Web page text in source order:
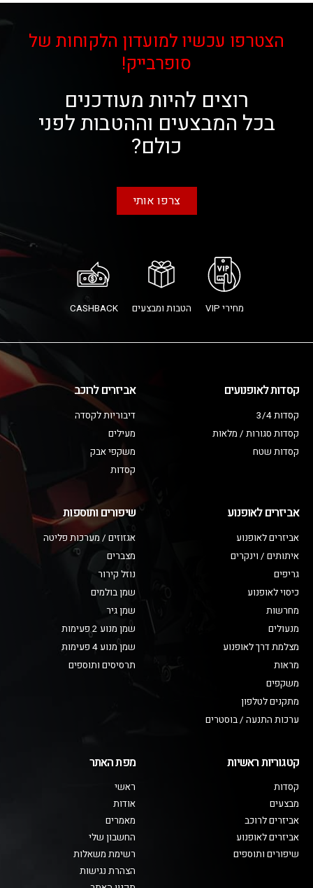
הצטרפו עכשיו למועדון הלקוחות של
סופרבייק!
רוצים להיות מעודכנים
בכל המבצעים וההטבות לפני
כולם?
צרפו אותי
מחירי VIP הטבות ומבצעים CASHBACK
קסדות לאופנועים
קסדות 3/4
קסדות סגורות / מלאות
קסדות שטח
אביזרים לרוכב
דיבוריות לקסדה
מעילים
משקפי אבק
קסדות
אביזרים לאופנוע
אביזרים לאופנוע
איתותים / וינקרים
גריפים
כיסוי לאופנוע
מחרשות
מנעולים
מצלמת דרך לאופנוע
מראות
משקפים
מתקנים לטלפון
ערכות התנעה / בוסטרים
שיפורים ותוספות
אגזוזים / מערכות פליטה
מצברים
נוזל קירור
שמן בולמים
שמן גיר
שמן מנוע 2 פעימות
שמן מנוע 4 פעימות
תרסיסים ותוספים
קטגוריות ראשיות
קסדות
מבצעים
אביזרים לרוכב
אביזרים לאופנוע
שיפורים ותוספים
מפת האתר
ראשי
אודות
מאמרים
החשבון שלי
רשימת משאלות
הצהרת נגישות